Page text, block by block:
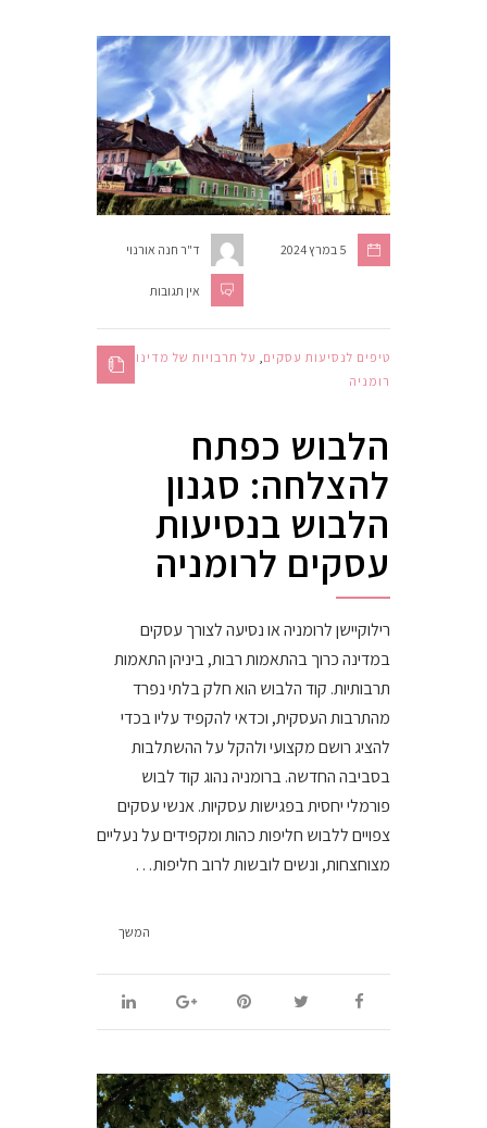
ד"ר חנה אורנוי 5 במרץ 2024
אין תגובות
טיפים לנסיעות עסקים על תרבויות של מדינות
רומניה
הלבוש כפתח
להצלחה: סגנון
הלבוש בנסיעות
עסקים לרומניה
רילוקיישן לרומניה או נסיעה לצורך עסקים
במדינה כרוך בהתאמות רבות, ביניהן התאמות
תרבותיות. קוד הלבוש הוא חלק בלתי נפרד
מהתרבות העסקית, וכדאי להקפיד עליו בכדי
להציג רושם מקצועי ולהקל על ההשתלבות
בסביבה החדשה. ברומניה נהוג קוד לבוש
פורמלי יחסית בפגישות עסקיות. אנשי עסקים
צפויים ללבוש חליפות כהות ומקפידים על נעליים
מצוחצחות, ונשים לובשות לרוב חליפות…
המשך